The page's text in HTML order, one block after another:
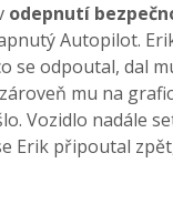
odepnutí
Autopilot.
se odpoutal, dal
mu na
Vozidlo nadále
Erik připoutal